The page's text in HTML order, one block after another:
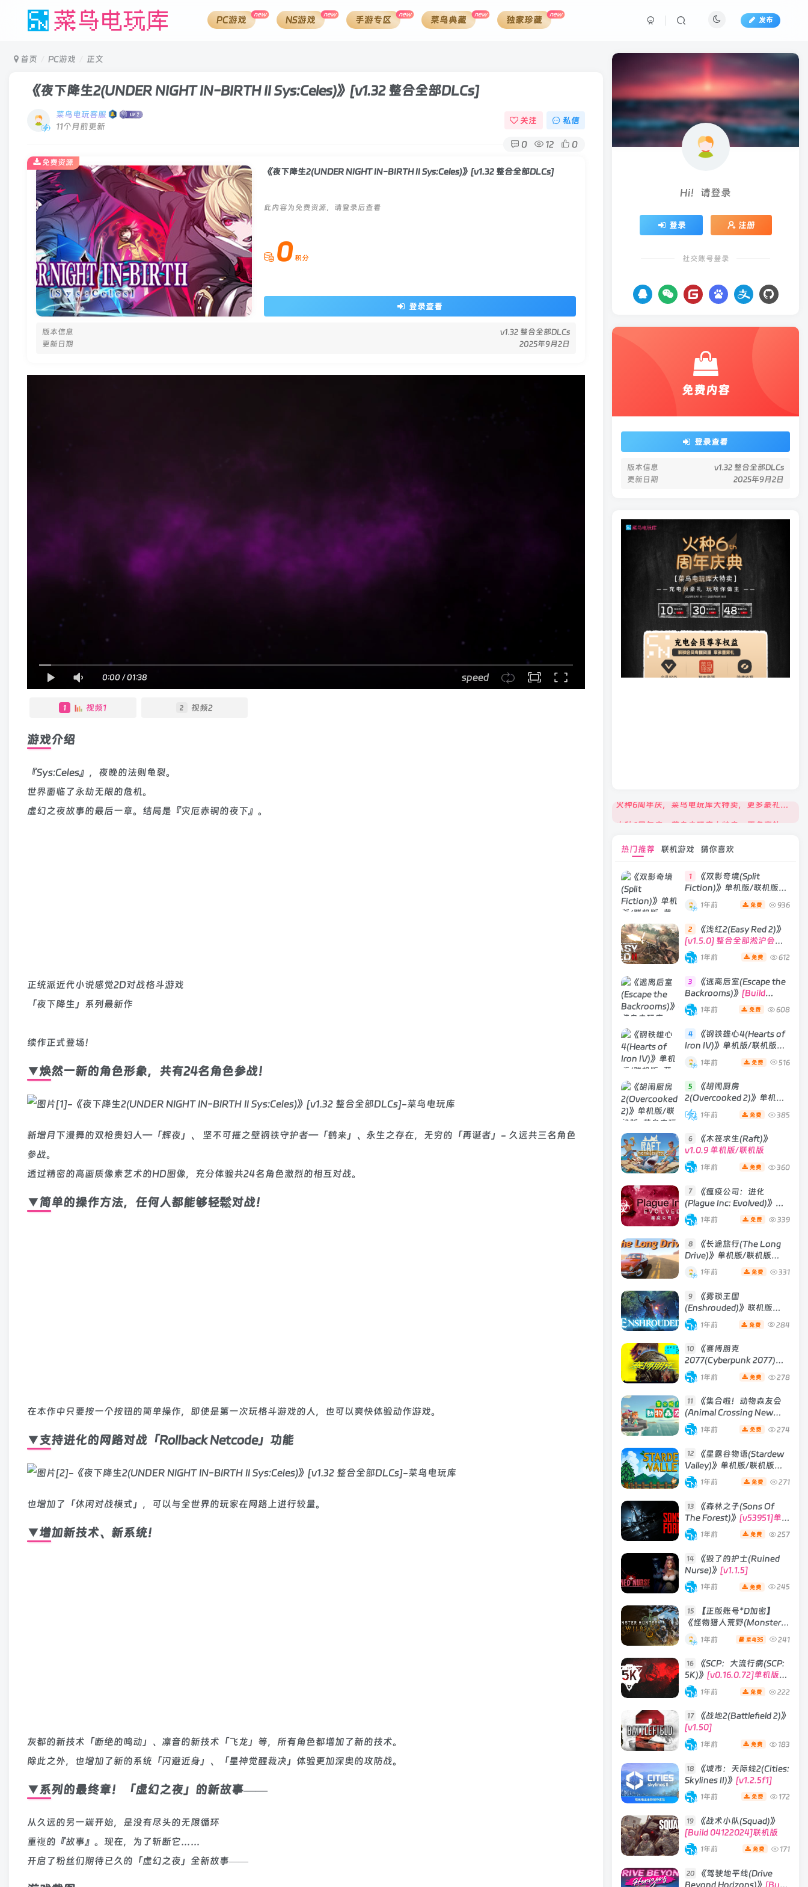
PC游戏 new NS游戏 new 手游专区 new 菜鸟典藏 new 独家珍藏 new
发布
首页 PC游戏 正文
《夜下降生2(UNDER NIGHT IN-BIRTH II Sys:Celes)》 [v1.32 整合全部DLCs]
菜鸟电玩客服
11个月前更新
关注 私信
0 12 0
《夜下降生2(UNDER NIGHT IN-BIRTH II Sys:Celes)》[v1.32 整合全部DLCs]
此内容为免费资源，请登录后查看
0 积分
登录查看
版本信息
v1.32 整合全部DLCs
更新日期
2025年9月2日
免费资源
0:00 /01:38 speed
1 视频1 2 视频2
游戏介绍
『Sys:Celes』，夜晚的法则龟裂。
世界面临了永劫无限的危机。
虚幻之夜故事的最后一章。结局是『灾厄赤铜的夜下』。
正统派近代小说感觉2D对战格斗游戏
「夜下降生」系列最新作
续作正式登场！
▼焕然一新的角色形象，共有24名角色参战！
新增月下漫舞的双枪贵妇人－「辉夜」、 坚不可摧之壁钢铁守护者－「鹤来」、永生之存在，无穷的「再诞者」- 久远共三名角色
参战。
透过精密的高画质像素艺术的HD图像，充分体验共24名角色激烈的相互对战。
▼简单的操作方法，任何人都能够轻鬆对战！
在本作中只要按一个按钮的简单操作，即使是第一次玩格斗游戏的人，也可以爽快体验动作游戏。
▼支持进化的网路对战「Rollback Netcode」功能
也增加了「休闲对战模式」，可以与全世界的玩家在网路上进行较量。
▼增加新技术、新系统！
灰都的新技术「断绝的鸣动」、凛音的新技术「飞龙」等，所有角色都增加了新的技术。
除此之外，也增加了新的系统「闪避近身」、「星神觉醒裁决」体验更加深奥的攻防战。
▼系列的最终章！「虚幻之夜」的新故事――
从久远的另一端开始，是没有尽头的无限循环
重複的『故事』。现在，为了斩断它……
开启了粉丝们期待已久的「虚幻之夜」全新故事――
Hi！请登录
登录 注册
社交账号登录
免费内容
登录查看
版本信息
v1.32 整合全部DLCs
更新日期
2025年9月2日
热门推荐 联机游戏 猜你喜欢
1
《双影奇境(Split
Fiction)》单机版/联机版
[v1.0 单机版/联机版]
1年前 免费 936
2
《浅红2(Easy Red 2)》
[v1.5.0] 整合全部淞沪会战-
南京保卫战等DLCs
1年前 免费 612
3
《逃离后室(Escape the
Backrooms)》 [Build
28012024]联机版
1年前 免费 608
4
《钢铁雄心4(Hearts of
Iron IV)》单机版/联机版
[v1.16.0 整合全部DLCs ]
1年前 免费 516
5
《胡闹厨房
2(Overcooked 2)》单机版/
联机版
[v6.242 单机版 +
Build 01102020 联机版]
1年前 免费 385
6
《木筏求生(Raft)》
v1.0.9 单机版/联机版
1年前 免费 360
7
《瘟疫公司：进化
(Plague Inc: Evolved)》
[v1.19.1.0]
1年前 免费 339
8
《长途旅行(The Long
Drive)》单机版/联机版
[v2023.05.02d ]
1年前 免费 331
9
《雾锁王国
(Enshrouded)》联机版
[Build 29012025 联机版]
1年前 免费 284
10
《赛博朋克
2077(Cyberpunk 2077)》
[v2.3往日之影DLC 赠送4K
材质包]
1年前 免费 278
11
《集合啦！动物森友会
(Animal Crossing New
Horizons)》
[v2.0.6] 模拟器
版 整合全部DLC
1年前 免费 274
12
《星露谷物语(Stardew
Valley)》单机版/联机版
[v1.6.15]
1年前 免费 271
13
《森林之子(Sons Of
The Forest)》 [v53951]单机
版|联机版
1年前 免费 257
14
《毁了的护士(Ruined
Nurse)》 [v1.1.5]
1年前 免费 245
15
【正版账号*D加密】
《怪物猎人荒野(Monster
Hunter Wilds)》
1年前 菜鸟35 241
16
《SCP：大流行病(SCP:
5K)》 [v0.16.0.72]单机版/
联机版
1年前 免费 222
17
《战地2(Battlefield 2)》
[v1.50]
1年前 免费 183
18
《城市：天际线2(Cities:
Skylines II)》 [v1.2.5f1]
1年前 免费 172
19
《战术小队(Squad)》
[Build 04122024]联机版
1年前 免费 171
20
《驾驶地平线(Drive
Beyond Horizons)》 [Build